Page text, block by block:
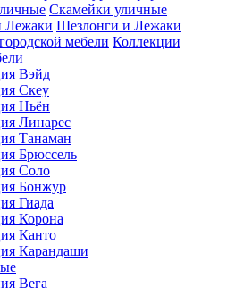
Скамейки уличные
Шезлонги и Лежаки
Коллекции
Вэйд
Скеу
Ньён
Линарес
Танаман
Брюссель
Соло
Бонжур
Гиада
Корона
Канто
Карандаши
Вега